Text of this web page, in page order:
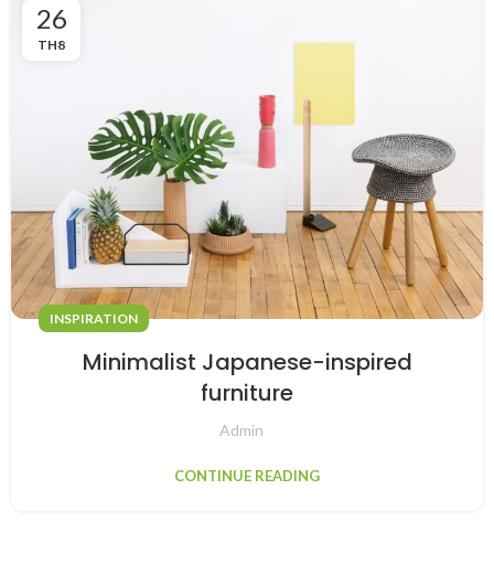
26
TH8
INSPIRATION
Minimalist Japanese-inspired
furniture
Admin
CONTINUE READING